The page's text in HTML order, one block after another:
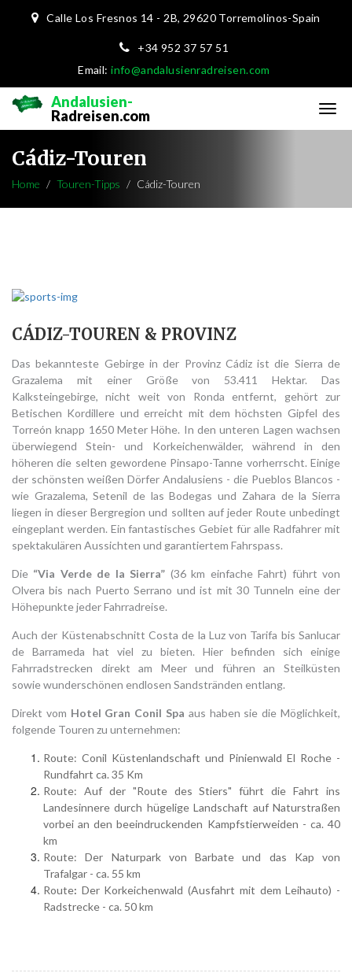
Calle Los Fresnos 14 - 2B, 29620 Torremolinos-Spain
+34 952 37 57 51
Email:info@andalusienradreisen.com
Andalusien-
Radreisen.com
Cádiz-Touren
Home Touren-Tipps Cádiz-Touren
CÁDIZ-TOUREN & PROVINZ
Das bekannteste Gebirge in der Provinz Cádiz ist die Sierra de
Grazalema mit einer Größe von 53.411 Hektar. Das
Kalksteingebirge, nicht weit von Ronda entfernt, gehört zur
Betischen Kordillere und erreicht mit dem höchsten Gipfel des
Torreón knapp 1650 Meter Höhe. In den unteren Lagen wachsen
überwiegend Stein- und Korkeichenwälder, während in den
höheren die selten gewordene Pinsapo-Tanne vorherrscht. Einige
der schönsten weißen Dörfer Andalusiens - die Pueblos Blancos -
wie Grazalema, Setenil de las Bodegas und Zahara de la Sierra
liegen in dieser Bergregion und sollten auf jeder Route unbedingt
eingeplant werden. Ein fantastisches Gebiet für alle Radfahrer mit
spektakulären Aussichten und garantiertem Fahrspass.
Die “Via Verde de la Sierra” (36 km einfache Fahrt) führt von
Olvera bis nach Puerto Serrano und ist mit 30 Tunneln eine der
Höhepunkte jeder Fahrradreise.
Auch der Küstenabschnitt Costa de la Luz von Tarifa bis Sanlucar
de Barrameda hat viel zu bieten. Hier befinden sich einige
Fahrradstrecken direkt am Meer und führen an Steilküsten
sowie wunderschönen endlosen Sandstränden entlang.
Direkt vom Hotel Gran Conil Spa aus haben sie die Möglichkeit,
folgende Touren zu unternehmen:
Route: Conil Küstenlandschaft und Pinienwald El Roche -
Rundfahrt ca. 35 Km
Route: Auf der "Route des Stiers" führt die Fahrt ins
Landesinnere durch hügelige Landschaft auf Naturstraßen
vorbei an den beeindruckenden Kampfstierweiden - ca. 40
km
Route: Der Naturpark von Barbate und das Kap von
Trafalgar - ca. 55 km
Route: Der Korkeichenwald (Ausfahrt mit dem Leihauto) -
Radstrecke - ca. 50 km